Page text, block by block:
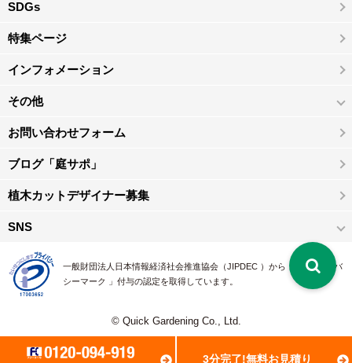
3分完了!無料お見積り
SDGs
特集ページ
インフォメーション
その他
お問い合わせフォーム
ブログ「庭サポ」
植木カットデザイナー募集
SNS
一般財団法人日本情報経済社会推進協会（JIPDEC ）から 、「 プライバ
シーマーク 」付与の認定を取得しています。
© Quick Gardening Co., Ltd.